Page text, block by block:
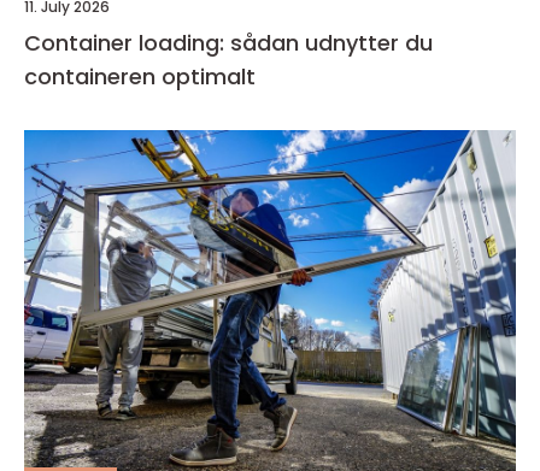
11. July 2026
Container loading: sådan udnytter du
containeren optimalt